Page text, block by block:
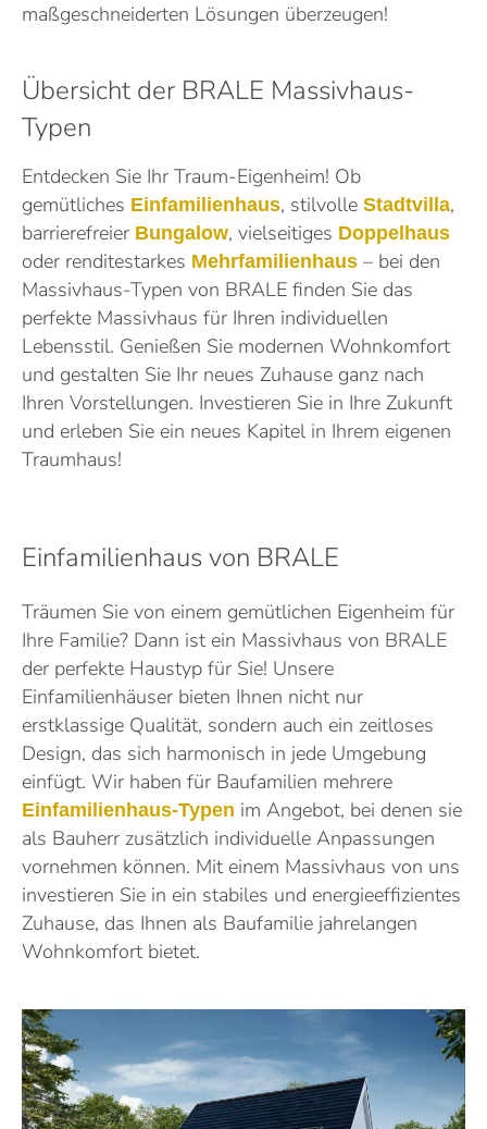
maßgeschneiderten Lösungen überzeugen!
Übersicht der BRALE Massivhaus-
Typen
Entdecken Sie Ihr Traum-Eigenheim! Ob
gemütliches Einfamilienhaus, stilvolle Stadtvilla,
barrierefreier Bungalow, vielseitiges Doppelhaus
oder renditestarkes Mehrfamilienhaus – bei den
Massivhaus-Typen von BRALE finden Sie das
perfekte Massivhaus für Ihren individuellen
Lebensstil. Genießen Sie modernen Wohnkomfort
und gestalten Sie Ihr neues Zuhause ganz nach
Ihren Vorstellungen. Investieren Sie in Ihre Zukunft
und erleben Sie ein neues Kapitel in Ihrem eigenen
Traumhaus!
Einfamilienhaus von BRALE
Träumen Sie von einem gemütlichen Eigenheim für
Ihre Familie? Dann ist ein Massivhaus von BRALE
der perfekte Haustyp für Sie! Unsere
Einfamilienhäuser bieten Ihnen nicht nur
erstklassige Qualität, sondern auch ein zeitloses
Design, das sich harmonisch in jede Umgebung
einfügt. Wir haben für Baufamilien mehrere
Einfamilienhaus-Typen im Angebot, bei denen sie
als Bauherr zusätzlich individuelle Anpassungen
vornehmen können. Mit einem Massivhaus von uns
investieren Sie in ein stabiles und energieeffizientes
Zuhause, das Ihnen als Baufamilie jahrelangen
Wohnkomfort bietet.